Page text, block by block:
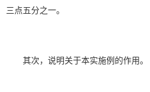
三点五分之一。
其次，说明关于本实施例的作用。